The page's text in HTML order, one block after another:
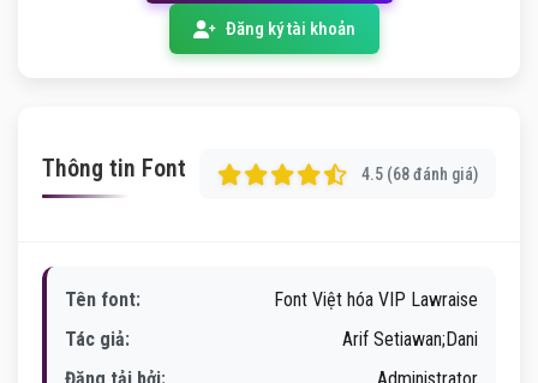
Đăng ký tài khoản
Thông tin Font 4.5 (68 đánh giá)
Tên font:
Font Việt hóa VIP Lawraise
Tác giả:
Arif Setiawan;Dani